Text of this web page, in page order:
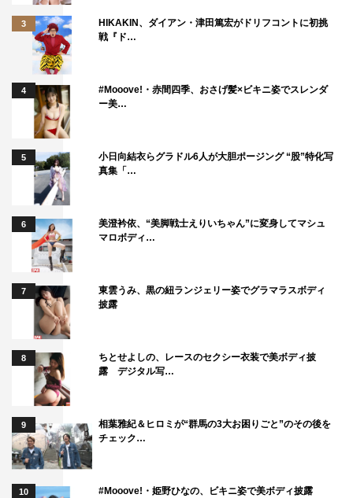
3
HIKAKIN、ダイアン・津田篤宏がドリフコントに初挑
戦『ド…
4
#Mooove!・赤間四季、おさげ髪×ビキニ姿でスレンダ
ー美…
5
小日向結衣らグラドル6人が大胆ポージング “股”特化写
真集「…
6
美澄衿依、“美脚戦士えりいちゃん”に変身してマシュ
マロボディ…
7
東雲うみ、黒の紐ランジェリー姿でグラマラスボディ
披露
8
ちとせよしの、レースのセクシー衣装で美ボディ披
露 デジタル写…
9
相葉雅紀＆ヒロミが“群馬の3大お困りごと”のその後を
チェック…
10 #Mooove!・姫野ひなの、ビキニ姿で美ボディ披露